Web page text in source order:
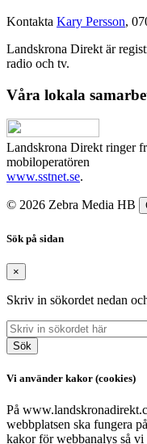
Kontakta Kary Persson,
Landskrona Direkt är
radio och tv.
Våra lokala
Landskrona Direkt ringer
mobiloperatören
www.sstnet.se.
© 2026 Zebra Media HB
Sök på sidan
×
Skriv in sökordet nedan
Sök
Vi använder kakor (cookies)
På
webbplatsen ska fungera
kakor för webbanalys så